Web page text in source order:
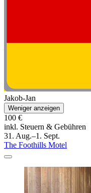
Jakob-Jan
Weniger anzeigen
100 €
inkl. Steuern & Gebühren
31. Aug.–1. Sept.
The Foothills Motel